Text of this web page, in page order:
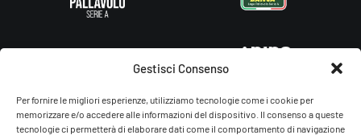
Gestisci Consenso
Per fornire le migliori esperienze, utilizziamo tecnologie come i cookie per
memorizzare e/o accedere alle informazioni del dispositivo. Il consenso a queste
tecnologie ci permetterà di elaborare dati come il comportamento di navigazione